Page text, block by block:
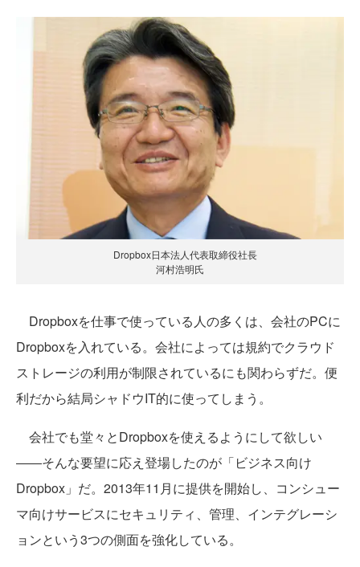
Dropbox日本法人代表取締役社長
河村浩明氏
Dropboxを仕事で使っている人の多くは、会社のPCに
Dropboxを入れている。会社によっては規約でクラウド
ストレージの利用が制限されているにも関わらずだ。便
利だから結局シャドウIT的に使ってしまう。
会社でも堂々とDropboxを使えるようにして欲しい
――そんな要望に応え登場したのが「ビジネス向け
Dropbox」だ。2013年11月に提供を開始し、コンシュー
マ向けサービスにセキュリティ、管理、インテグレーシ
ョンという3つの側面を強化している。